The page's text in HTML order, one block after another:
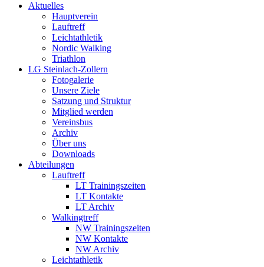
Aktuelles
Hauptverein
Lauftreff
Leichtathletik
Nordic Walking
Triathlon
LG Steinlach-Zollern
Fotogalerie
Unsere Ziele
Satzung und Struktur
Mitglied werden
Vereinsbus
Archiv
Über uns
Downloads
Abteilungen
Lauftreff
LT Trainingszeiten
LT Kontakte
LT Archiv
Walkingtreff
NW Trainingszeiten
NW Kontakte
NW Archiv
Leichtathletik